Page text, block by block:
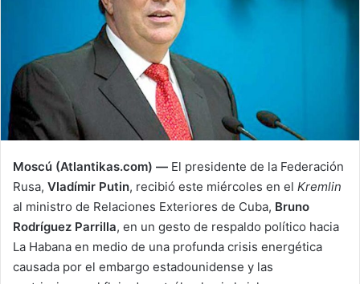
Moscú (Atlantikas.com) — El presidente de la Federación
Rusa, Vladímir Putin, recibió este miércoles en el Kremlin
al ministro de Relaciones Exteriores de Cuba, Bruno
Rodríguez Parrilla, en un gesto de respaldo político hacia
La Habana en medio de una profunda crisis energética
causada por el embargo estadounidense y las